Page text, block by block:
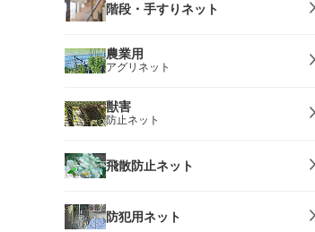
階段・手すりネット
農業用
アグリネット
獣害
防止ネット
飛散防止ネット
防犯用ネット